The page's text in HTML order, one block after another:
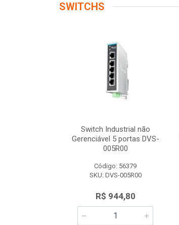
SWITCHS
Switch Industrial não
Gerenciável 5 portas DVS-
005R00
Código: 56379
SKU: DVS-005R00
R$ 944,80